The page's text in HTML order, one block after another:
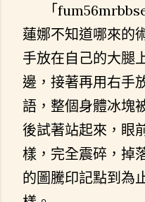
「
蓮娜不知道哪來的
手放在自己的大腿
邊，接著再用右手
語，整個身體冰塊
後試著站起來，眼
樣，完全震碎，掉
的圖騰印記點到為